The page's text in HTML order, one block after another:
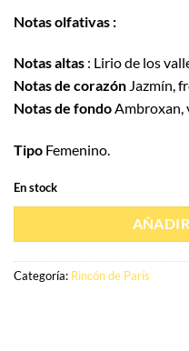
Notas olfativas :
Notas altas : Lirio de los
Notas de corazón Jazmín,
Notas de fondoAmbroxan,
Tipo Femenino.
En stock
Categoría: Rincón de París